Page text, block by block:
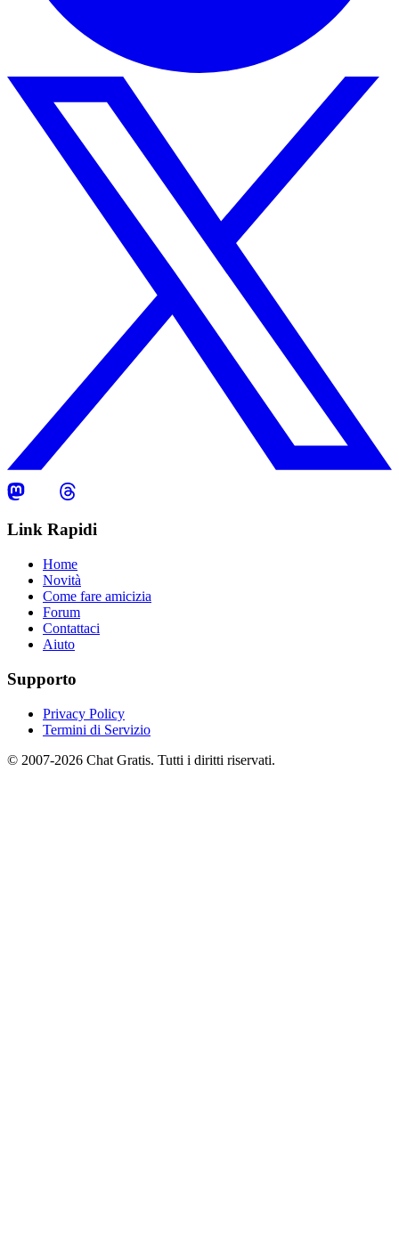
Link Rapidi
Home
Novità
Come fare amicizia
Forum
Contattaci
Aiuto
Supporto
Privacy Policy
Termini di Servizio
© 2007-2026 Chat Gratis. Tutti i diritti riservati.